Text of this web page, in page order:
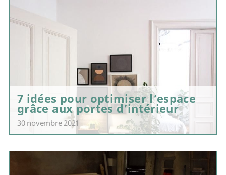
7 idées pour optimiser l’espace
grâce aux portes d’intérieur
30 novembre 2021